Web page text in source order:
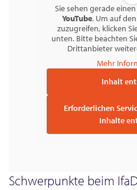
Sie sehen gerade
YouTube. Um auf
zuzugreifen, klicken
unten. Bitte beachten
Drittanbieter
Mehr
Inhalt
Erforderlichen
Inhalte
Schwerpunkte beim